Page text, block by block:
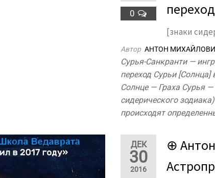
0
[знаки
Автор АНТОН
Сурья-Санкранти —
переход Сурьи
Солнце — Граха Сурья
сидерического
происходят
ДЕК
30
2016
⊕